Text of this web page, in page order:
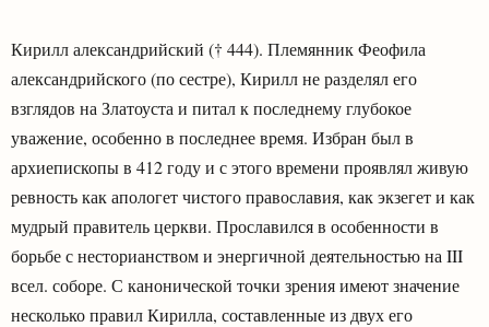
Кирилл александрийский († 444). Племянник Феофила
александрийского (по сестре), Кирилл не разделял его
взглядов на Златоуста и питал к последнему глубокое
уважение, особенно в последнее время. Избран был в
архиепископы в 412 году и с этого времени проявлял живую
ревность как апологет чистого православия, как экзегет и как
мудрый правитель церкви. Прославился в особенности в
борьбе с несторианством и энергичной деятельностью на III
всел. соборе. С канонической точки зрения имеют значение
несколько правил Кирилла, составленные из двух его